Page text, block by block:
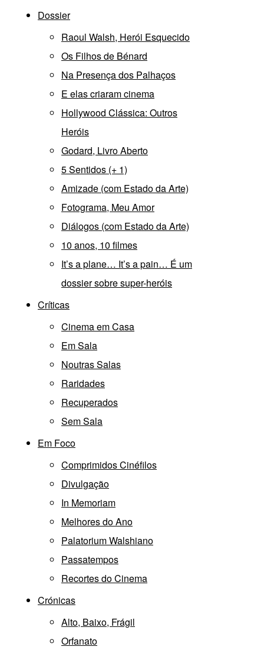
Dossier
Raoul Walsh, Herói Esquecido
Os Filhos de Bénard
Na Presença dos Palhaços
E elas criaram cinema
Hollywood Clássica: Outros
Heróis
Godard, Livro Aberto
5 Sentidos (+ 1)
Amizade (com Estado da Arte)
Fotograma, Meu Amor
Diálogos (com Estado da Arte)
10 anos, 10 filmes
It’s a plane… It’s a pain… É um
dossier sobre super-heróis
Críticas
Cinema em Casa
Em Sala
Noutras Salas
Raridades
Recuperados
Sem Sala
Em Foco
Comprimidos Cinéfilos
Divulgação
In Memoriam
Melhores do Ano
Palatorium Walshiano
Passatempos
Recortes do Cinema
Crónicas
Alto, Baixo, Frágil
Orfanato